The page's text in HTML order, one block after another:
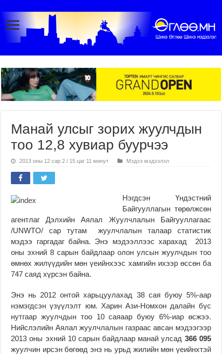
Манай улсыг зорих жуулчдын
тоо 12,8 хувиар буурчээ
2013 оны 12 сар 2 / 15 цаг 11 минут Мэдээ мэдээлэл
Нэгдсэн Үндэстний
Байгууллагын төрөлжсөн
агентлаг Дэлхийн Аялал Жуулчлалын Байгууллагаас
/UNWTO/ сар тутам жуулчлалын талаар статистик
мэдээ гаргадаг байна. Энэ мэдээллээс харахад 2013
оны эхний 8 сарын байдлаар олон улсын жуулчдын тоо
өмнөх жилүүдийн мөн үеийнхээс хамгийн ихээр өссөн ба
747 саяд хүрсэн байна.
Энэ нь 2012 онтой харьцуулахад 38 сая буюу 5%-аар
нэмэгдсэн үзүүлэлт юм. Харин Ази-Номхон далайн бүс
нутгаар жуулчдын тоо 10 саяаар буюу 6%-иар өсжээ.
Нийслэлийн Аялал жуулчлалын газраас авсан мэдээгээр
2013 оны эхний 10 сарын байдлаар манай улсад 366 095
жуулчин ирсэн бөгөөд энэ нь урьд жилийн мөн үеийнхтэй